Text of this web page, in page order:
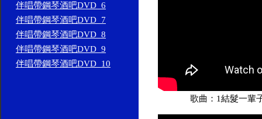
伴唱帶鋼琴酒吧DVD_6
伴唱帶鋼琴酒吧DVD_7
伴唱帶鋼琴酒吧DVD_8
伴唱帶鋼琴酒吧DVD_9
伴唱帶鋼琴酒吧DVD_10
歌曲：1結髮一輩